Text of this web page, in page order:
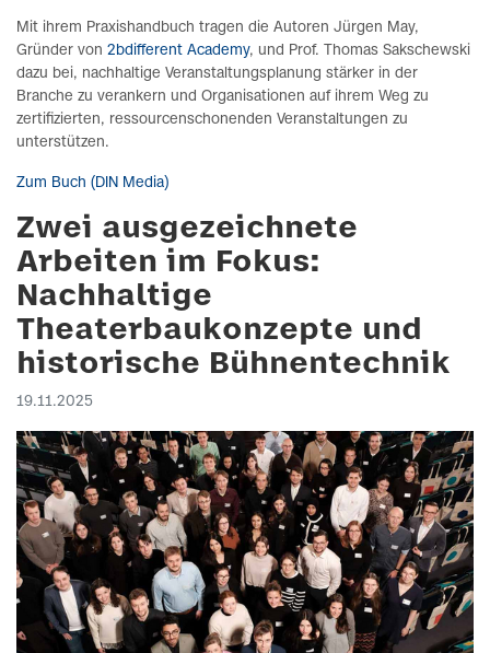
Mit ihrem Praxishandbuch tragen die Autoren Jürgen May,
Gründer von 2bdifferent Academy, und Prof. Thomas Sakschewski
dazu bei, nachhaltige Veranstaltungsplanung stärker in der
Branche zu verankern und Organisationen auf ihrem Weg zu
zertifizierten, ressourcenschonenden Veranstaltungen zu
unterstützen.
Zum Buch (DIN Media)
Zwei ausgezeichnete
Arbeiten im Fokus:
Nachhaltige
Theaterbaukonzepte und
historische Bühnentechnik
19.11.2025